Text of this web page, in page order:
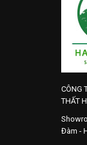
CÔNG
THẤT
Đàm -